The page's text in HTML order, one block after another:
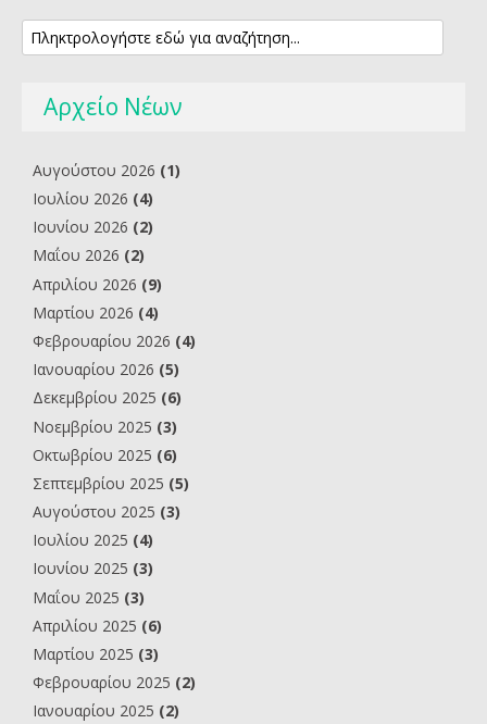
Αρχείο Νέων
Αυγούστου 2026 (1)
Ιουλίου 2026 (4)
Ιουνίου 2026 (2)
Μαΐου 2026 (2)
Απριλίου 2026 (9)
Μαρτίου 2026 (4)
Φεβρουαρίου 2026 (4)
Ιανουαρίου 2026 (5)
Δεκεμβρίου 2025 (6)
Νοεμβρίου 2025 (3)
Οκτωβρίου 2025 (6)
Σεπτεμβρίου 2025 (5)
Αυγούστου 2025 (3)
Ιουλίου 2025 (4)
Ιουνίου 2025 (3)
Μαΐου 2025 (3)
Απριλίου 2025 (6)
Μαρτίου 2025 (3)
Φεβρουαρίου 2025 (2)
Ιανουαρίου 2025 (2)